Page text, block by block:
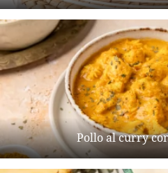
Pollo al curry